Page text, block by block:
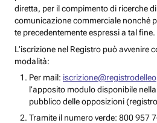
diretta, per il compimento di ricerche
comunicazione commerciale nonché
te precedentemente espressi a tal fine.
L’iscrizione nel Registro può avvenire
modalità:
Per mail:
l’apposito modulo disponibile
pubblico delle opposizioni
Tramite il numero verde: 800 957